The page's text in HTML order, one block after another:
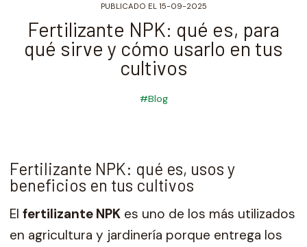
PUBLICADO EL 15-09-2025
Fertilizante NPK: qué es, para
qué sirve y cómo usarlo en tus
cultivos
#Blog
Fertilizante NPK: qué es, usos y
beneficios en tus cultivos
Elfertilizante NPK es uno de los más utilizados
en agricultura y jardinería porque entrega los